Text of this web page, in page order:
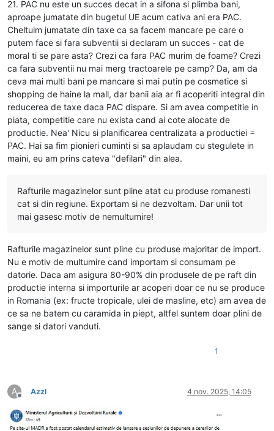
21. PAC nu este un succes decat in a sifona si plimba bani,
aproape jumatate din bugetul UE acum cativa ani era PAC.
Cheltuim jumatate din taxe ca sa facem mancare pe care o
putem face si fara subventii si declaram un succes - cat de
moral ti se pare asta? Crezi ca fara PAC murim de foame? Crezi
ca fara subventii nu mai merg tractoarele pe camp? Da, am da
ceva mai multi bani pe mancare si mai putin pe cosmetice si
shopping de haine la mall, dar banii aia ar fi acoperiti integral din
reducerea de taxe daca PAC dispare. Si am avea competitie in
piata, competitie care nu exista cand ai cote alocate de
productie. Nea' Nicu si planificarea centralizata a productiei =
PAC. Hai sa fim pionieri cuminti si sa aplaudam cu stegulete in
maini, eu am prins cateva "defilari" din alea.
Rafturile magazinelor sunt pline atat cu produse romanesti
cat si din regiune. Exportam si ne dezvoltam. Dar unii tot
mai gasesc motiv de nemultumire!
Rafturile magazinelor sunt pline cu produse majoritar de import.
Nu e motiv de multumire cand importam si consumam pe
datorie. Daca am asigura 80-90% din produsele de pe raft din
productie interna si importurile ar acoperi doar ce nu se produce
in Romania (ex: fructe tropicale, ulei de masline, etc) am avea de
ce sa ne batem cu caramida in piept, altfel suntem doar plini de
sange si datori vanduti.
1
A
Deconectat
Azzl 4 nov. 2025, 14:05